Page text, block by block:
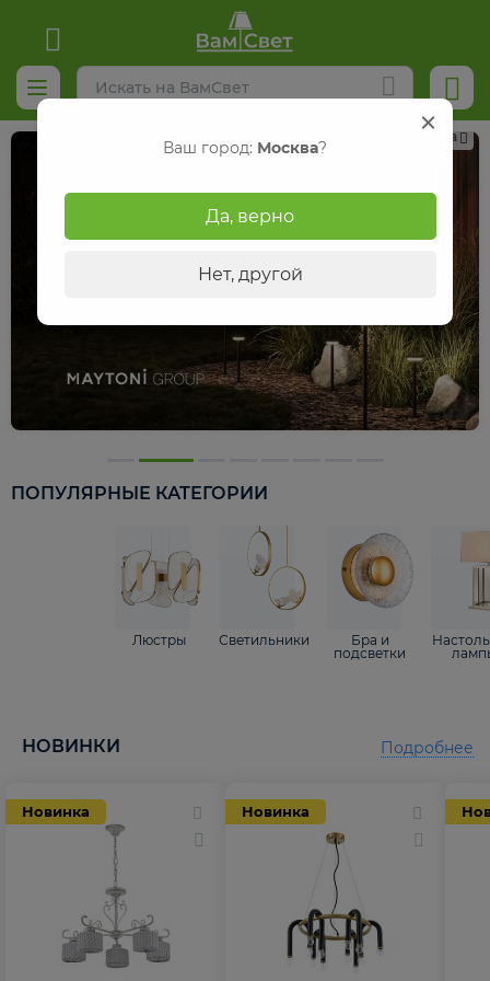
Реклама
ПОПУЛЯРНЫЕ КАТЕГОРИИ
Люстры Светильники
Бра и
подсветки
НОВИНКИ
Новинка Новинка
Подробнее
Ваш город: Москва?
Да, верно
Нет, другой